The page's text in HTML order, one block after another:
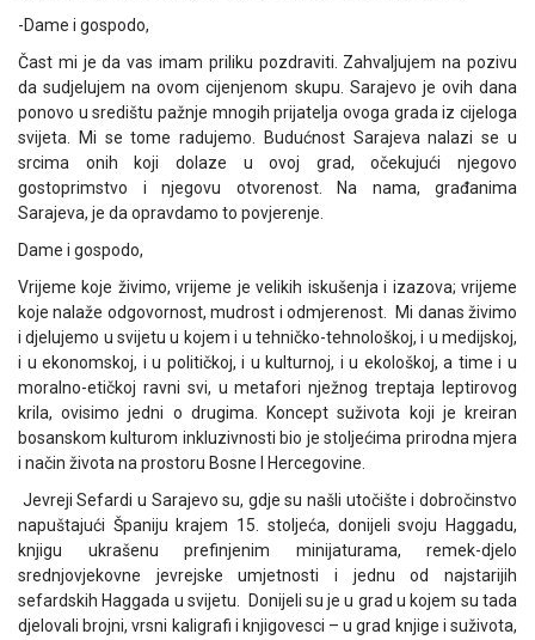
-Dame i gospodo,
Čast mi je da vas imam priliku pozdraviti. Zahvaljujem na pozivu
da sudjelujem na ovom cijenjenom skupu. Sarajevo je ovih dana
ponovo u središtu pažnje mnogih prijatelja ovoga grada iz cijeloga
svijeta. Mi se tome radujemo. Budućnost Sarajeva nalazi se u
srcima onih koji dolaze u ovoj grad, očekujući njegovo
gostoprimstvo i njegovu otvorenost. Na nama, građanima
Sarajeva, je da opravdamo to povjerenje.
Dame i gospodo,
Vrijeme koje živimo, vrijeme je velikih iskušenja i izazova; vrijeme
koje nalaže odgovornost, mudrost i odmjerenost. Mi danas živimo
i djelujemo u svijetu u kojem i u tehničko-tehnološkoj, i u medijskoj,
i u ekonomskoj, i u političkoj, i u kulturnoj, i u ekološkoj, a time i u
moralno-etičkoj ravni svi, u metafori nježnog treptaja leptirovog
krila, ovisimo jedni o drugima. Koncept suživota koji je kreiran
bosanskom kulturom inkluzivnosti bio je stoljećima prirodna mjera
i način života na prostoru Bosne I Hercegovine.
Jevreji Sefardi u Sarajevo su, gdje su našli utočište i dobročinstvo
napuštajući Španiju krajem 15. stoljeća, donijeli svoju Haggadu,
knjigu ukrašenu prefinjenim minijaturama, remek-djelo
srednjovjekovne jevrejske umjetnosti i jednu od najstarijih
sefardskih Haggada u svijetu. Donijeli su je u grad u kojem su tada
djelovali brojni, vrsni kaligrafi i knjigovesci – u grad knjige i suživota,